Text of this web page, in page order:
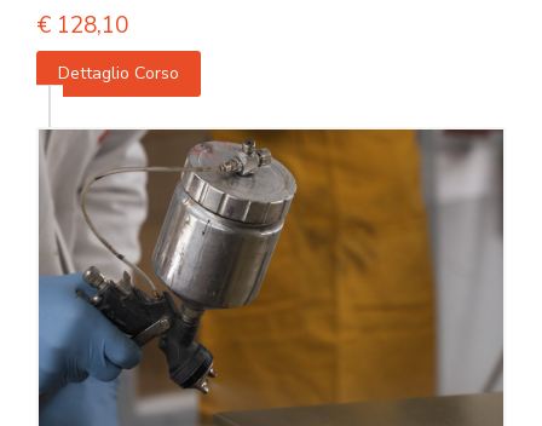
€ 128,10
Dettaglio Corso